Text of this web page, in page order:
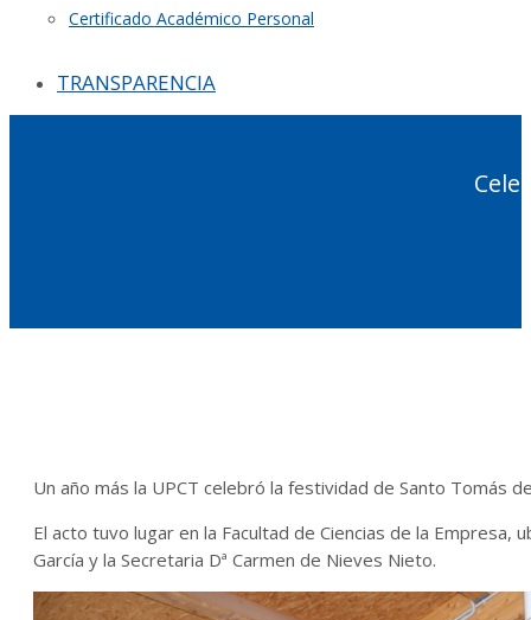
Certificado Académico Personal
TRANSPARENCIA
Un año más la UPCT celebró la festividad de Santo Tomás
Elacto tuvo lugar en la Facultad deCiencias de la Empresa,
García y la Secretaria Dª Carmen de Nieves Nieto.